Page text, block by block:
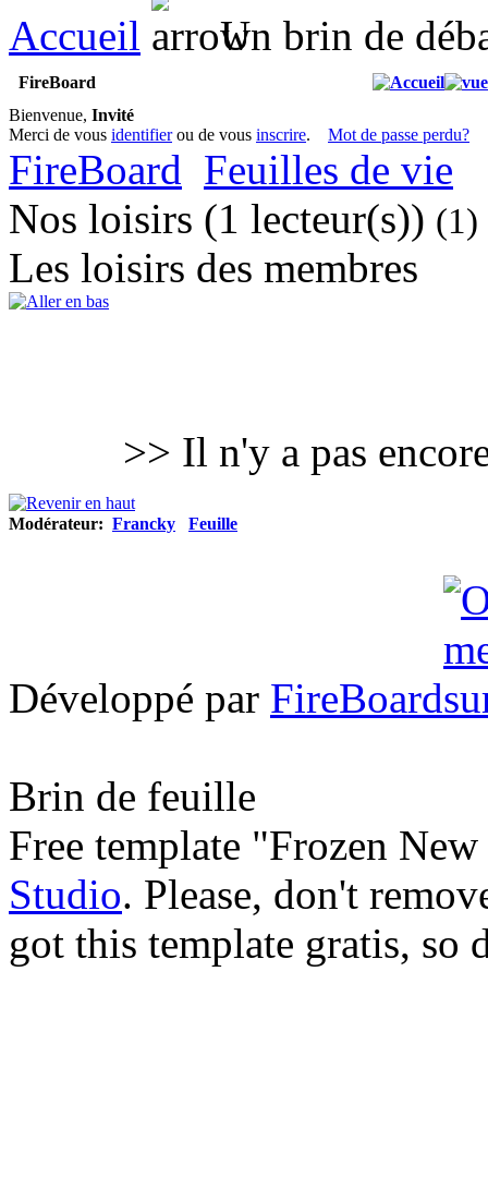
Accueil Un brin de
FireBoard
Bienvenue, Invité
Merci de vous identifierou de vous inscrire. Mot de passe perdu?
FireBoard Feuilles de vie
Nos loisirs (1 lecteur(s)) (1)
Les loisirs des membres
>> Il n'y a pas
Modérateur: Francky Feuille
Développé par FireBoard
Brin de feuille
Free template "Frozen
Studio. Please, don't
got this template gratis, so